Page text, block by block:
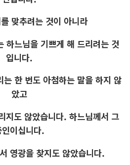
맞추려는 것이 아니라
하느님을 기쁘게 해 드리려는 것
입니다.
는 한 번도 아첨하는 말을 하지 않
았고
지도 않았습니다. 하느님께서 그
인이십니다.
영광을 찾지도 않았습니다.